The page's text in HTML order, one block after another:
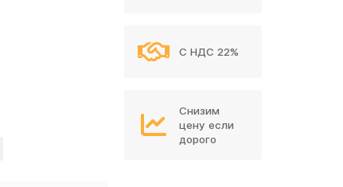
С НДС 22%
Снизим
цену если
дорого